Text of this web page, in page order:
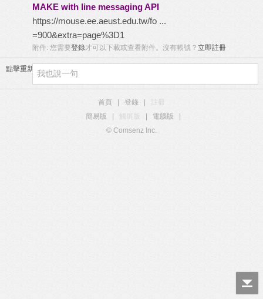
MAKE with line messaging API
https://mouse.ee.aeust.edu.tw/fo ...
=900&extra=page%3D1
附件: 您需要登錄才可以下載或查看附件。沒有帳號？ 立即註冊
點擊重新加載
首頁 登錄
簡易版
觸屏版 電腦版
© Comsenz Inc.